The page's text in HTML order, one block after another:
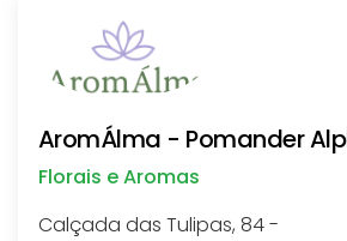
AromÁlma - Pomander
Florais e Aromas
Calçada das Tulipas, 84 -